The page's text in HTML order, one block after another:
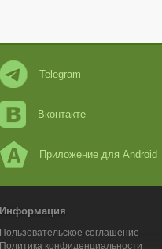
Telegram
Вконтакте
Приложение для Android
Информация
Пользовательское соглашение
Политика конфиденциальности